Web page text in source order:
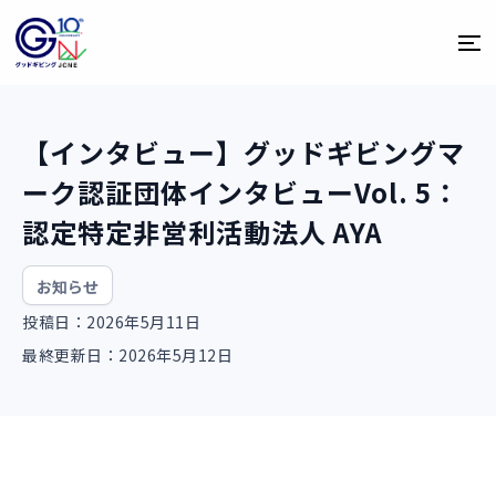
【インタビュー】グッドギビングマ
ーク認証団体インタビューVol. 5：
認定特定非営利活動法人 AYA
お知らせ
投稿日：2026年5月11日
最終更新日：2026年5月12日